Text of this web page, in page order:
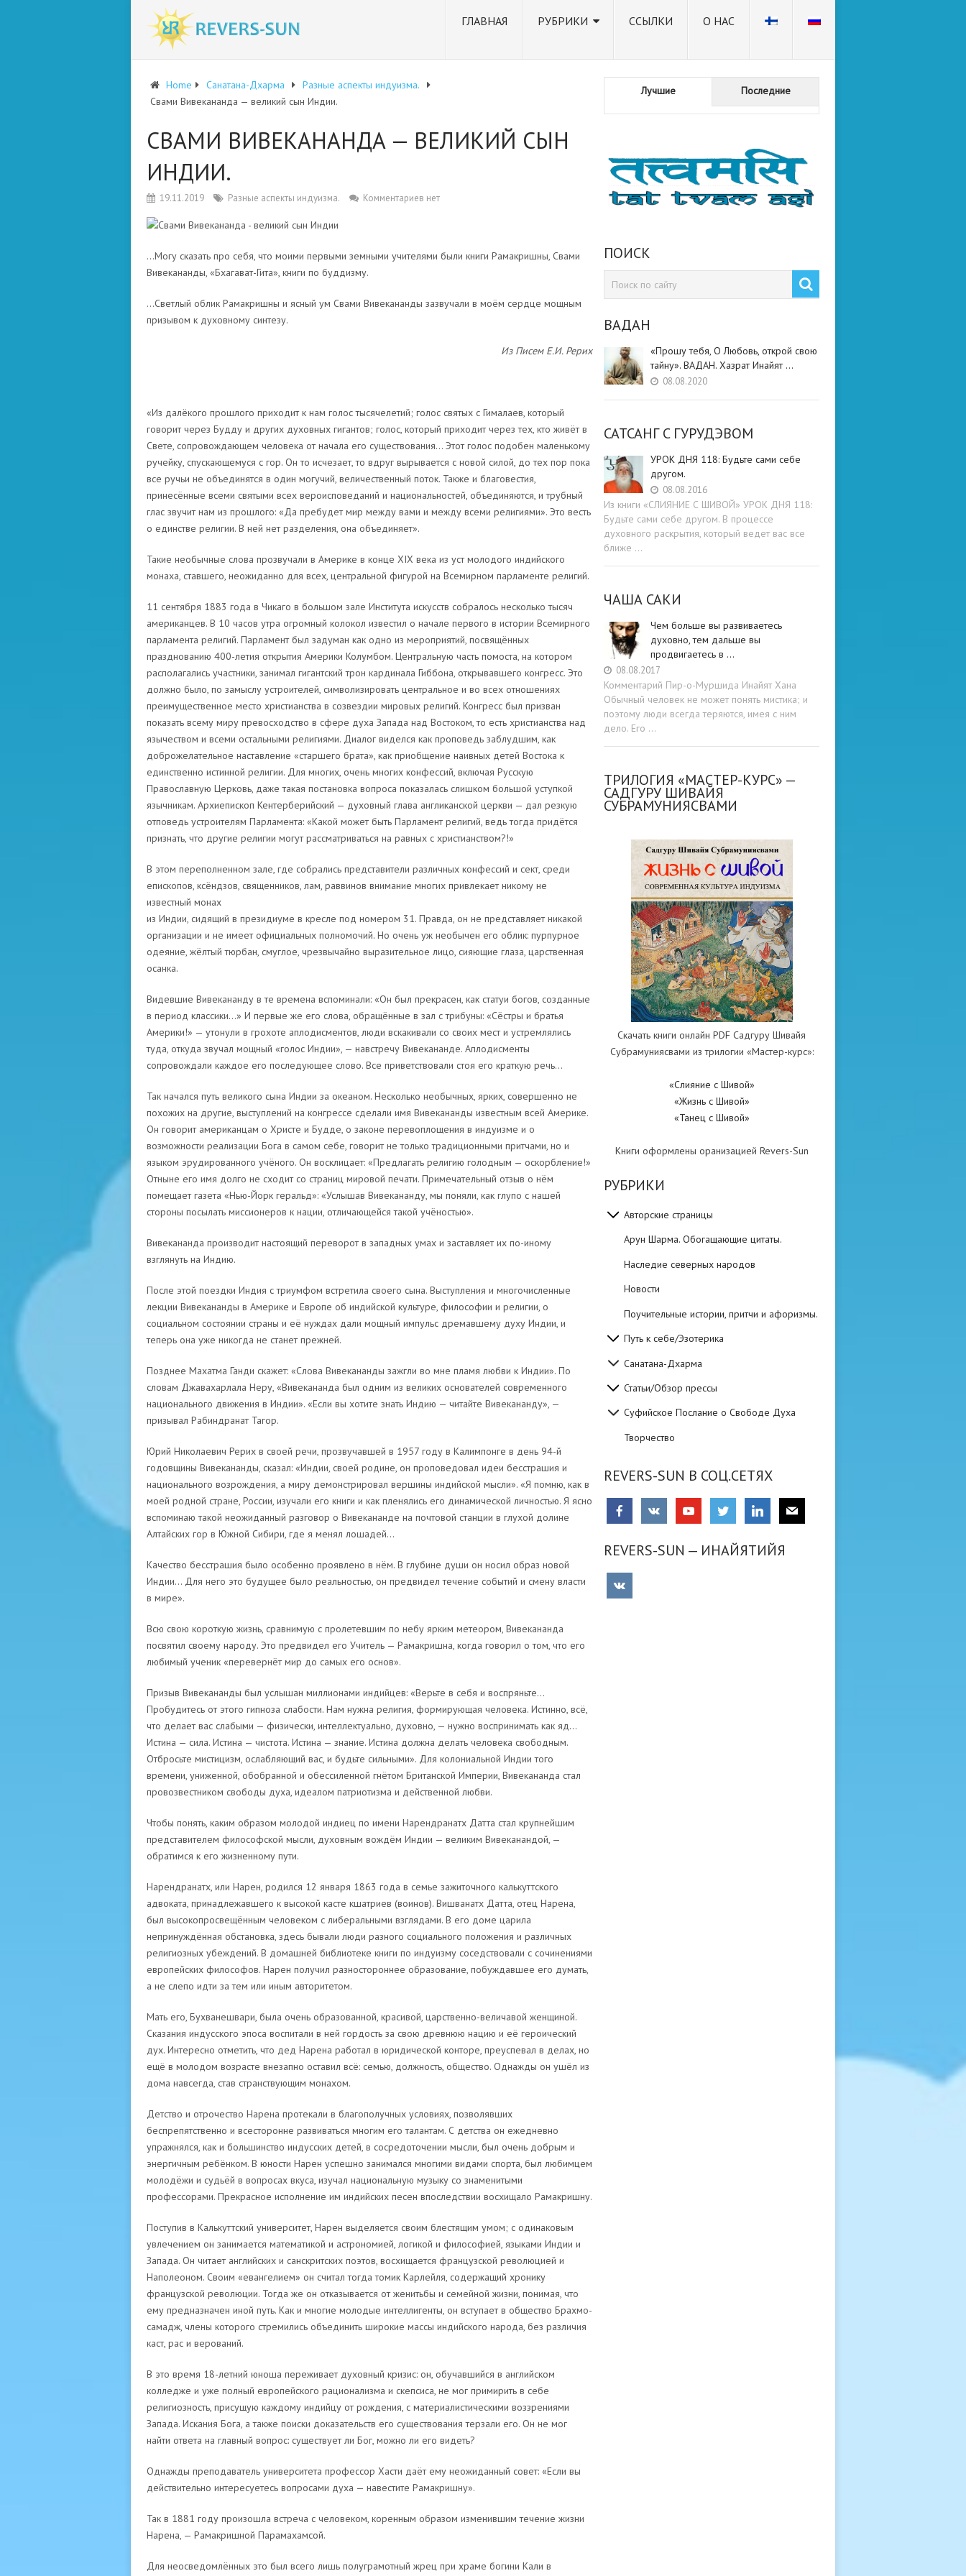
ГЛАВНАЯ РУБРИКИ ССЫЛКИ О НАС
Home Санатана-Дхарма
Разные аспекты индуизма.
Свами Вивекананда — великий сын Индии.
СВАМИ ВИВЕКАНАНДА — ВЕЛИКИЙ СЫН
ИНДИИ.
19.11.2019 Разные аспекты индуизма. Комментариев нет
…Могу сказать про себя, что моими первыми земными учителями были книги Рамакришны, Свами
Вивекананды, «Бхагават-Гита», книги по буддизму.
…Светлый облик Рамакришны и ясный ум Свами Вивекананды зазвучали в моём сердце мощным
призывом к духовному синтезу.
Из Писем Е.И. Рерих
«Из далёкого прошлого приходит к нам голос тысячелетий; голос святых с Гималаев, который
говорит через Будду и других духовных гигантов; голос, который приходит через тех, кто живёт в
Свете, сопровождающем человека от начала его существования… Этот голос подобен маленькому
ручейку, спускающемуся с гор. Он то исчезает, то вдруг вырывается с новой силой, до тех пор пока
все ручьи не объединятся в один могучий, величественный поток. Также и благовестия,
принесённые всеми святыми всех вероисповеданий и национальностей, объединяются, и трубный
глас звучит нам из прошлого: «Да пребудет мир между вами и между всеми религиями». Это весть
о единстве религии. В ней нет разделения, она объединяет».
Такие необычные слова прозвучали в Америке в конце XIX века из уст молодого индийского
монаха, ставшего, неожиданно для всех, центральной фигурой на Всемирном парламенте религий.
11 сентября 1883 года в Чикаго в большом зале Института искусств собралось несколько тысяч
американцев. В 10 часов утра огромный колокол известил о начале первого в истории Всемирного
парламента религий. Парламент был задуман как одно из мероприятий, посвящённых
празднованию 400-летия открытия Америки Колумбом. Центральную часть помоста, на котором
располагались участники, занимал гигантский трон кардинала Гиббона, открывавшего конгресс. Это
должно было, по замыслу устроителей, символизировать центральное и во всех отношениях
преимущественное место христианства в созвездии мировых религий. Конгресс был призван
показать всему миру превосходство в сфере духа Запада над Востоком, то есть христианства над
язычеством и всеми остальными религиями. Диалог виделся как проповедь заблудшим, как
доброжелательное наставление «старшего брата», как приобщение наивных детей Востока к
единственно истинной религии. Для многих, очень многих конфессий, включая Русскую
Православную Церковь, даже такая постановка вопроса показалась слишком большой уступкой
язычникам. Архиепископ Кентерберийский — духовный глава англиканской церкви — дал резкую
отповедь устроителям Парламента: «Какой может быть Парламент религий, ведь тогда придётся
признать, что другие религии могут рассматриваться на равных с христианством?!»
В этом переполненном зале, где собрались представители различных конфессий и сект, среди
епископов, ксёндзов, священников, лам, раввинов внимание многих привлекает никому не
известный монах
из Индии, сидящий в президиуме в кресле под номером 31. Правда, он не представляет никакой
организации и не имеет официальных полномочий. Но очень уж необычен его облик: пурпурное
одеяние, жёлтый тюрбан, смуглое, чрезвычайно выразительное лицо, сияющие глаза, царственная
осанка.
Видевшие Вивекананду в те времена вспоминали: «Он был прекрасен, как статуи богов, созданные
в период классики…» И первые же его слова, обращённые в зал с трибуны: «Сёстры и братья
Америки!» — утонули в грохоте аплодисментов, люди вскакивали со своих мест и устремлялись
туда, откуда звучал мощный «голос Индии», — навстречу Вивекананде. Аплодисменты
сопровождали каждое его последующее слово. Все приветствовали стоя его краткую речь…
Так начался путь великого сына Индии за океаном. Несколько необычных, ярких, совершенно не
похожих на другие, выступлений на конгрессе сделали имя Вивекананды известным всей Америке.
Он говорит американцам о Христе и Будде, о законе перевоплощения в индуизме и о
возможности реализации Бога в самом себе, говорит не только традиционными притчами, но и
языком эрудированного учёного. Он восклицает: «Предлагать религию голодным — оскорбление!»
Отныне его имя долго не сходит со страниц мировой печати. Примечательный отзыв о нём
помещает газета «Нью-Йорк геральд»: «Услышав Вивекананду, мы поняли, как глупо с нашей
стороны посылать миссионеров к нации, отличающейся такой учёностью».
Вивекананда производит настоящий переворот в западных умах и заставляет их по-иному
взглянуть на Индию.
После этой поездки Индия с триумфом встретила своего сына. Выступления и многочисленные
лекции Вивекананды в Америке и Европе об индийской культуре, философии и религии, о
социальном состоянии страны и её нуждах дали мощный импульс дремавшему духу Индии, и
теперь она уже никогда не станет прежней.
Позднее Махатма Ганди скажет: «Слова Вивекананды зажгли во мне пламя любви к Индии». По
словам Джавахарлала Неру, «Вивекананда был одним из великих основателей современного
национального движения в Индии». «Если вы хотите знать Индию — читайте Вивекананду», —
призывал Рабиндранат Тагор.
Юрий Николаевич Рерих в своей речи, прозвучавшей в 1957 году в Калимпонге в день 94-й
годовщины Вивекананды, сказал: «Индии, своей родине, он проповедовал идеи бесстрашия и
национального возрождения, а миру демонстрировал вершины индийской мысли». «Я помню, как в
моей родной стране, России, изучали его книги и как пленялись его динамической личностью. Я ясно
вспоминаю такой неожиданный разговор о Вивекананде на почтовой станции в глухой долине
Алтайских гор в Южной Сибири, где я менял лошадей…
Качество бесстрашия было особенно проявлено в нём. В глубине души он носил образ новой
Индии… Для него это будущее было реальностью, он предвидел течение событий и смену власти
в мире».
Всю свою короткую жизнь, сравнимую с пролетевшим по небу ярким метеором, Вивекананда
посвятил своему народу. Это предвидел его Учитель — Рамакришна, когда говорил о том, что его
любимый ученик «перевернёт мир до самых его основ».
Призыв Вивекананды был услышан миллионами индийцев: «Верьте в себя и воспряньте…
Пробудитесь от этого гипноза слабости. Нам нужна религия, формирующая человека. Истинно, всё,
что делает вас слабыми — физически, интеллектуально, духовно, — нужно воспринимать как яд…
Истина — сила. Истина — чистота. Истина — знание. Истина должна делать человека свободным.
Отбросьте мистицизм, ослабляющий вас, и будьте сильными». Для колониальной Индии того
времени, униженной, обобранной и обессиленной гнётом Британской Империи, Вивекананда стал
провозвестником свободы духа, идеалом патриотизма и действенной любви.
Чтобы понять, каким образом молодой индиец по имени Нарендранатх Датта стал крупнейшим
представителем философской мысли, духовным вождём Индии — великим Вивеканандой, —
обратимся к его жизненному пути.
Нарендранатх, или Нарен, родился 12 января 1863 года в семье зажиточного калькуттского
адвоката, принадлежавшего к высокой касте кшатриев (воинов). Вишванатх Датта, отец Нарена,
был высокопросвещённым человеком с либеральными взглядами. В его доме царила
непринуждённая обстановка, здесь бывали люди разного социального положения и различных
религиозных убеждений. В домашней библиотеке книги по индуизму соседствовали с сочинениями
европейских философов. Нарен получил разностороннее образование, побуждавшее его думать,
а не слепо идти за тем или иным авторитетом.
Мать его, Бухванешвари, была очень образованной, красивой, царственно-величавой женщиной.
Сказания индусского эпоса воспитали в ней гордость за свою древнюю нацию и её героический
дух. Интересно отметить, что дед Нарена работал в юридической конторе, преуспевал в делах, но
ещё в молодом возрасте внезапно оставил всё: семью, должность, общество. Однажды он ушёл из
дома навсегда, став странствующим монахом.
Детство и отрочество Нарена протекали в благополучных условиях, позволявших
беспрепятственно и всесторонне развиваться многим его талантам. С детства он ежедневно
упражнялся, как и большинство индусских детей, в сосредоточении мысли, был очень добрым и
энергичным ребёнком. В юности Нарен успешно занимался многими видами спорта, был любимцем
молодёжи и судьёй в вопросах вкуса, изучал национальную музыку со знаменитыми
профессорами. Прекрасное исполнение им индийских песен впоследствии восхищало Рамакришну.
Поступив в Калькуттский университет, Нарен выделяется своим блестящим умом; с одинаковым
увлечением он занимается математикой и астрономией, логикой и философией, языками Индии и
Запада. Он читает английских и санскритских поэтов, восхищается французской революцией и
Наполеоном. Своим «евангелием» он считал тогда томик Карлейля, содержащий хронику
французской революции. Тогда же он отказывается от женитьбы и семейной жизни, понимая, что
ему предназначен иной путь. Как и многие молодые интеллигенты, он вступает в общество Брахмо-
самадж, члены которого стремились объединить широкие массы индийского народа, без различия
каст, рас и верований.
В это время 18-летний юноша переживает духовный кризис: он, обучавшийся в английском
колледже и уже полный европейского рационализма и скепсиса, не мог примирить в себе
религиозность, присущую каждому индийцу от рождения, с материалистическими воззрениями
Запада. Искания Бога, а также поиски доказательств его существования терзали его. Он не мог
найти ответа на главный вопрос: существует ли Бог, можно ли его видеть?
Однажды преподаватель университета профессор Хасти даёт ему неожиданный совет: «Если вы
действительно интересуетесь вопросами духа — навестите Рамакришну».
Так в 1881 году произошла встреча с человеком, коренным образом изменившим течение жизни
Нарена, — Рамакришной Парамахамсой.
Для неосведомлённых это был всего лишь полуграмотный жрец при храме богини Кали в
Лучшие Последние
ПОИСК
ВАДАН
«Прошу тебя, О Любовь, открой свою
тайну». ВАДАН. Хазрат Инайят …
08.08.2020
САТСАНГ C ГУРУДЭВОМ
УРОК ДНЯ 118: Будьте cами cебе
другом.
08.08.2016
Из книги «СЛИЯНИЕ С ШИВОЙ» УРОК ДНЯ 118:
Будьте cами cебе другом. В процессе
духовного раскрытия, который ведет вас все
ближе …
ЧАША САКИ
Чем больше вы развиваетесь
духовно, тем дальше вы
продвигаетесь в …
08.08.2017
Комментарий Пир-о-Муршида Инайят Хана
Обычный человек не может понять мистика; и
поэтому люди всегда теряются, имея с ним
дело. Его …
ТРИЛОГИЯ «МАСТЕР-КУРС» —
САДГУРУ ШИВАЙЯ
СУБРАМУНИЯСВАМИ
Скачать книги онлайн PDF Садгуру Шивайя
Субрамуниясвами из трилогии «Мастер-курс»:
«Слияние с Шивой»
«Жизнь с Шивой»
«Танец с Шивой»
Книги оформлены оранизацией Revers-Sun
РУБРИКИ
Авторские страницы
Арун Шарма. Обогащающие цитаты.
Наследие северных народов
Новости
Поучительные истории, притчи и афоризмы.
Путь к себе/Эзотерика
Санатана-Дхарма
Статьи/Обзор прессы
Суфийское Послание о Свободе Духа
Творчество
REVERS-SUN В СОЦ.СЕТЯХ
REVERS-SUN — ИНАЙЯТИЙЯ